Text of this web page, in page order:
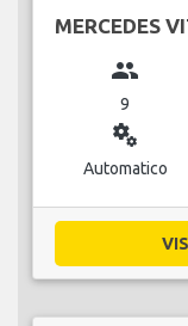
MERCEDES
group
9
miscellaneous_services
Automatico